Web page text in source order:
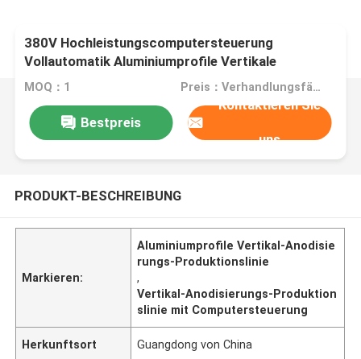
380V Hochleistungscomputersteuerung
Vollautomatik Aluminiumprofile Vertikale
Anodisierung Produktionslinie
MOQ：1 Preis：Verhandlungsfähig
Bestpreis
Kontaktieren Sie
uns
PRODUKT-BESCHREIBUNG
Markieren:
Aluminiumprofile Vertikal-Anodisie
rungs-Produktionslinie
,
Vertikal-Anodisierungs-Produktion
slinie mit Computersteuerung
Herkunftsort Guangdong von China